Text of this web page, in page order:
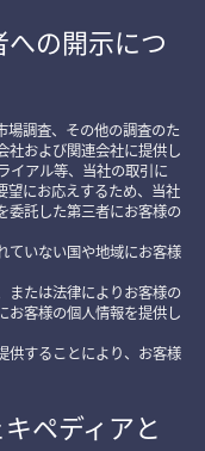
の開示につ
場調査、その他の調査のた
社および関連会社に提供し
イアル等、当社の取引に
望にお応えするため、当社
委託した第三者にお客様の
ていない国や地域にお客様
または法律によりお客様の
お客様の個人情報を提供し
供することにより、お客様
ペディアと